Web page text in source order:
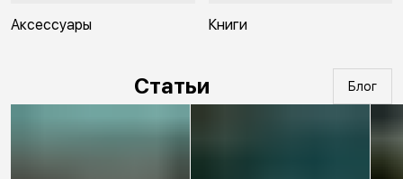
Аксессуары Книги
Статьи Блог